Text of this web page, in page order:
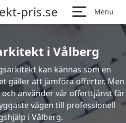
pris.se Menu
i Vålberg
kan kännas som en
gäller att jämföra offerter. Men
använder vår offerttjänst får
vägen till professionell
i Vålberg.